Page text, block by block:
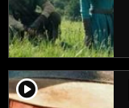
player2